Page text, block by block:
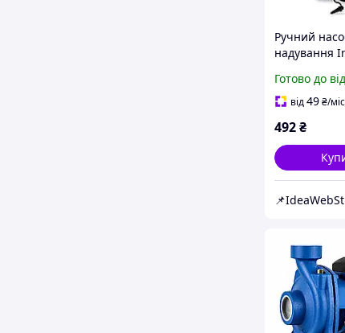
Ручний
надування
Готово до
від49₴/міс
492₴